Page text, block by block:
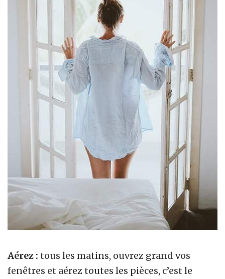
Aérez : tous les matins, ouvrez grand vos
fenêtres et aérez toutes les pièces, c’est le